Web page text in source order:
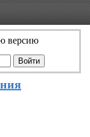
версию